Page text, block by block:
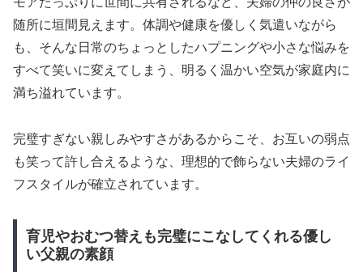
随所に垣間見えます。体調や健康を優しく気遣いながら
も、そんな日常のちょっとしたハプニングや小さな悩みを
すべて笑いに変えてしまう、明るく温かい空気が家庭内に
満ち溢れています。
完璧すぎない親しみやすさがあるからこそ、お互いの弱点
も笑って許し合えるような、理想的で飾らない夫婦のライ
フスタイルが確立されています。
育児やおむつ替えも完璧にこなしてくれる優し
い父親の素顔